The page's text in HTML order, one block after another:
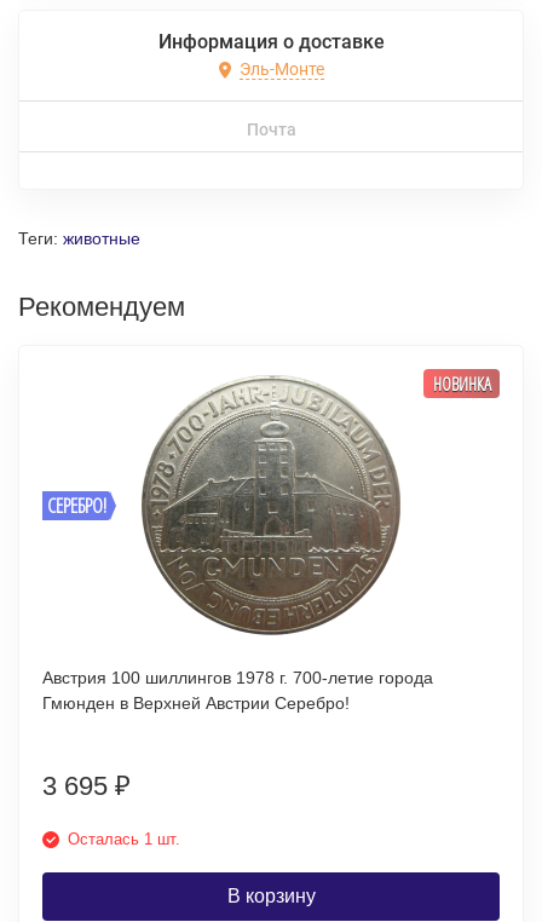
Информация о доставке
Эль-Монте
Почта
Теги: животные
Рекомендуем
СЕРЕБРО!
НОВИНКА
Австрия 100 шиллингов 1978 г. 700-летие города
Гмюнден в Верхней Австрии Серебро!
3 695 ₽
Осталась 1 шт.
В корзину